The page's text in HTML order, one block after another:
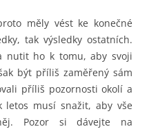
měly vést ke konečné
tak výsledky ostatních.
nutit ho k tomu, aby svoji
být příliš zaměřený sám
příliš pozornosti okolí a
letos musí snažit, aby vše
Pozor si dávejte na